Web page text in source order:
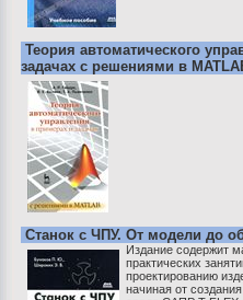
Теория автоматического
задачах с решениями в
Станок с ЧПУ. От модели до
Издание содержит
практических
проектированию
начиная от